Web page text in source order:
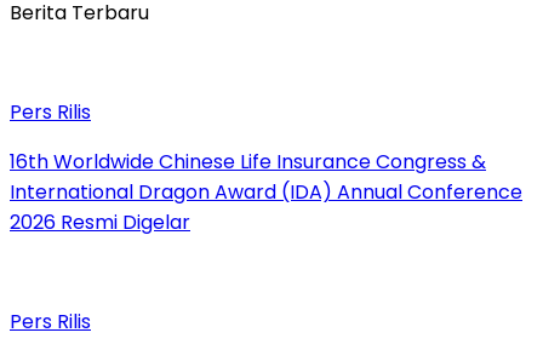
Berita Terbaru
Pers Rilis
16th Worldwide Chinese Life Insurance Congress &
International Dragon Award (IDA) Annual Conference
2026 Resmi Digelar
Pers Rilis